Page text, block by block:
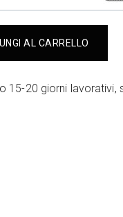
AL CARRELLO
15-20 giorni lavorativi,